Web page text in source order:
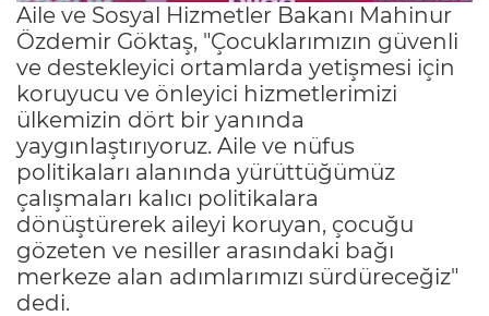
Aile ve Sosyal Hizmetler Bakanı Mahinur
Özdemir Göktaş, "Çocuklarımızın güvenli
ve destekleyici ortamlarda yetişmesi için
koruyucu ve önleyici hizmetlerimizi
ülkemizin dört bir yanında
yaygınlaştırıyoruz. Aile ve nüfus
politikaları alanında yürüttüğümüz
çalışmaları kalıcı politikalara
dönüştürerek aileyi koruyan, çocuğu
gözeten ve nesiller arasındaki bağı
merkeze alan adımlarımızı sürdüreceğiz"
dedi.